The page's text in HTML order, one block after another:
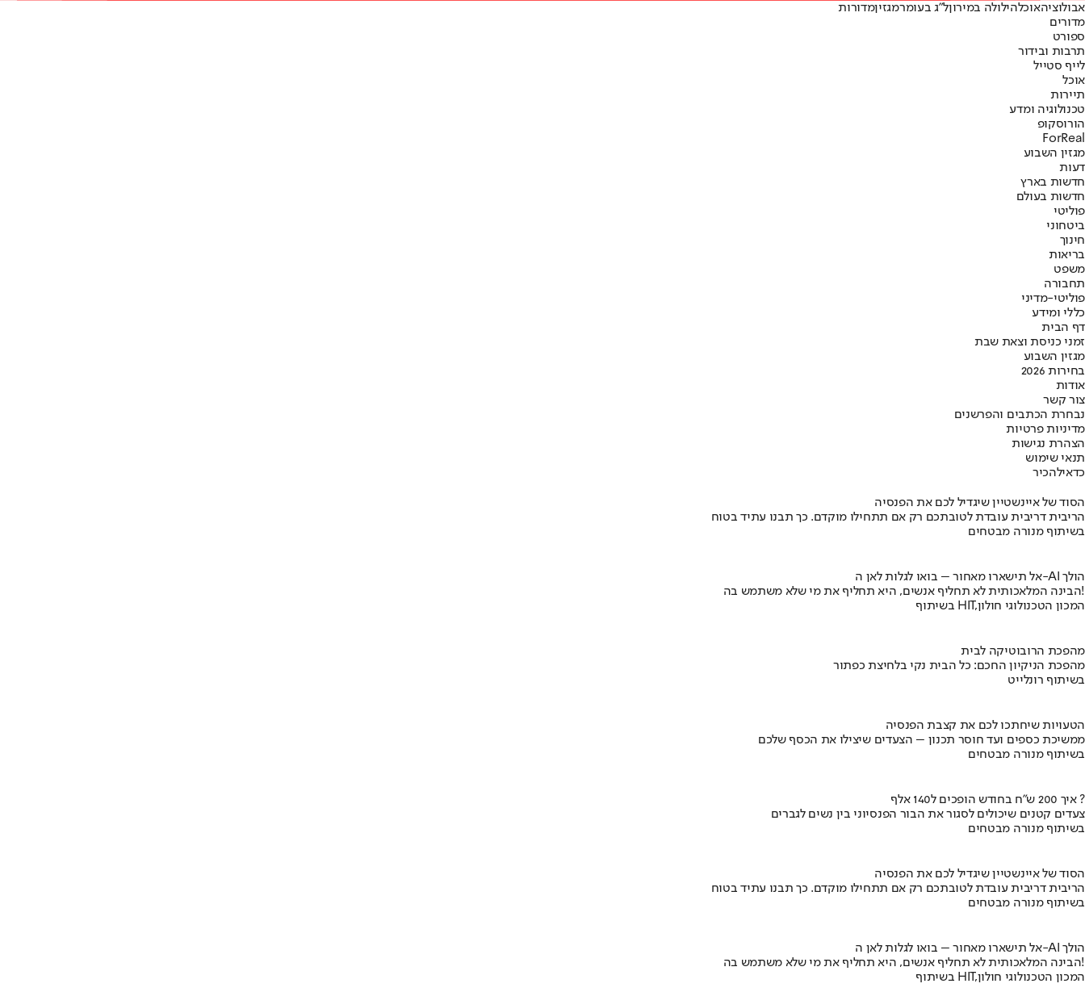
אבולוציהאוכלהילולה במירוןל"ג בעומרמגזיןמדורות
מדורים
ספורט
תרבות ובידור
לייף סטייל
אוכל
תיירות
טכנולוגיה ומדע
הורוסקופ
ForReal
מגזין השבוע
דעות
חדשות בארץ
חדשות בעולם
פוליטי
ביטחוני
חינוך
בריאות
משפט
תחבורה
פוליטי-מדיני
כללי ומידע
דף הבית
זמני כניסת וצאת שבת
מגזין השבוע
בחירות 2026
אודות
צור קשר
נבחרת הכתבים והפרשנים
מדיניות פרטיות
הצהרת נגישות
תנאי שימוש
כדאילהכיר
הסוד של איינשטיין שיגדיל לכם את הפנסיה
הריבית דריבית עובדת לטובתכם רק אם תתחילו מוקדם. כך תבנו עתיד בטוח
בשיתוף מנורה מבטחים
אל תישארו מאחור – בואו לגלות לאן ה-AI הולך
הבינה המלאכותית לא תחליף אנשים, היא תחליף את מי שלא משתמש בה!
בשיתוף HIT,המכון הטכנולוגי חולון
מהפכת הרובוטיקה לבית
מהפכת הניקיון החכם: כל הבית נקי בלחיצת כפתור
בשיתוף רונלייט
הטעויות שיחתכו לכם את קצבת הפנסיה
ממשיכת כספים ועד חוסר תכנון – הצעדים שיצילו את הכסף שלכם
בשיתוף מנורה מבטחים
איך 200 ש"ח בחודש הופכים ל140 אלף ?
צעדים קטנים שיכולים לסגור את הבור הפנסיוני בין נשים לגברים
בשיתוף מנורה מבטחים
הסוד של איינשטיין שיגדיל לכם את הפנסיה
הריבית דריבית עובדת לטובתכם רק אם תתחילו מוקדם. כך תבנו עתיד בטוח
בשיתוף מנורה מבטחים
אל תישארו מאחור – בואו לגלות לאן ה-AI הולך
הבינה המלאכותית לא תחליף אנשים, היא תחליף את מי שלא משתמש בה!
בשיתוף HIT,המכון הטכנולוגי חולון